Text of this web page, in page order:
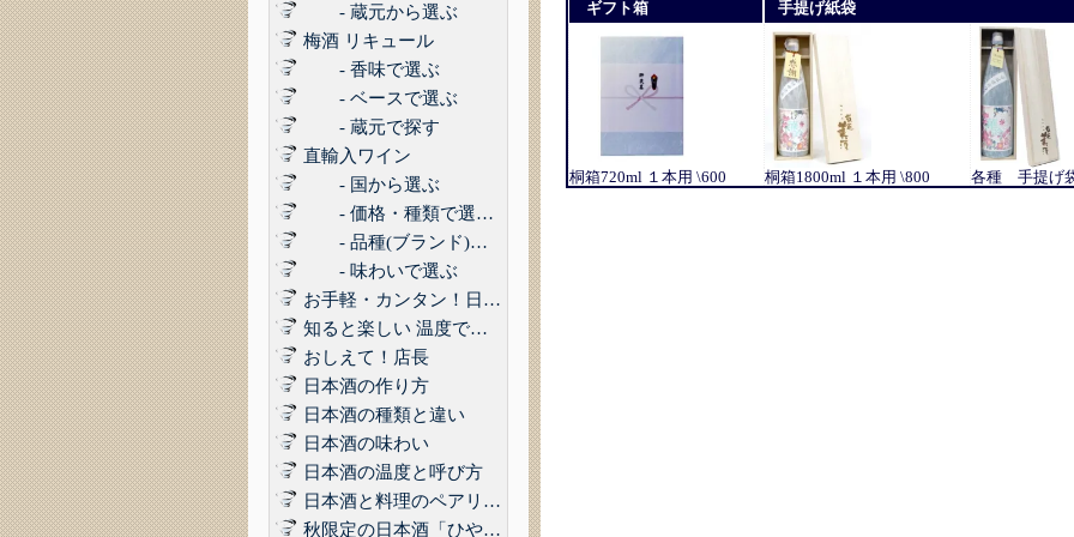
- 蔵元から選ぶ
梅酒 リキュール
- 香味で選ぶ
- ベースで選ぶ
- 蔵元で探す
直輸入ワイン
- 国から選ぶ
- 価格・種類で選ぶ(赤,白,ロゼ,スパークリング)
- 品種(ブランド)で選ぶ
- 味わいで選ぶ
お手軽・カンタン！日本酒に合うコンビニおつまみ3選 Vol.1
知ると楽しい 温度で楽しむ日本酒
おしえて！店長
日本酒の作り方
日本酒の種類と違い
日本酒の味わい
日本酒の温度と呼び方
日本酒と料理のペアリング
秋限定の日本酒「ひやおろし」
ギフト箱 手提げ紙袋
桐箱720ml １本用 \600 桐箱1800ml １本用 \800 各種 手提げ